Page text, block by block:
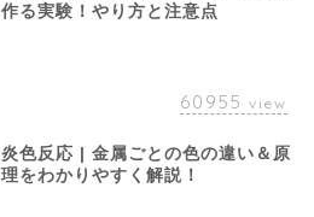
作る実験！やり方と注意点
60955 view
炎色反応 | 金属ごとの色の違い＆原
理をわかりやすく解説！